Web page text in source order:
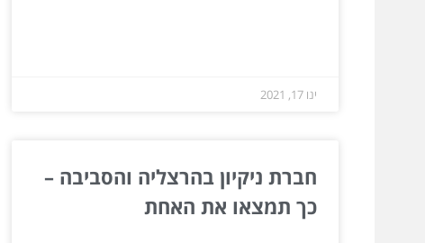
ינו 17, 2021
חברת ניקיון בהרצליה והסביבה –
כך תמצאו את האחת